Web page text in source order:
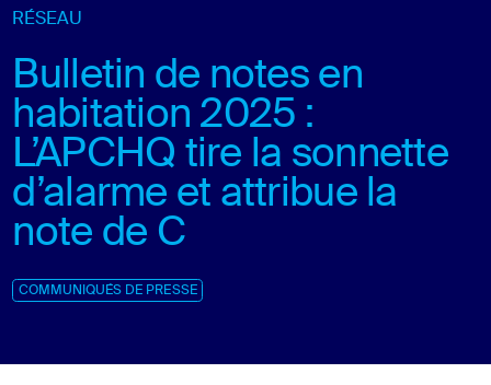
RÉSEAU
Bulletin de notes en
habitation 2025 :
L’APCHQ tire la sonnette
d’alarme et attribue la
note de C
COMMUNIQUÉS DE PRESSE